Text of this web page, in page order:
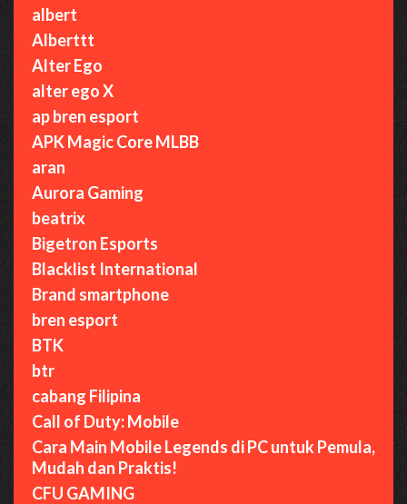
albert
Alberttt
Alter Ego
alter ego X
ap bren esport
APK Magic Core MLBB
aran
Aurora Gaming
beatrix
Bigetron Esports
Blacklist International
Brand smartphone
bren esport
BTK
btr
cabang Filipina
Call of Duty: Mobile
Cara Main Mobile Legends di PC untuk Pemula,
Mudah dan Praktis!
CFU GAMING